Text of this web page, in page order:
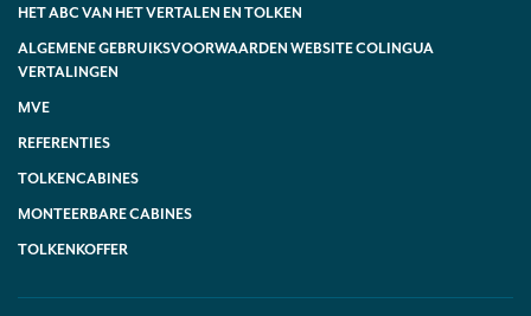
HET ABC VAN HET VERTALEN EN TOLKEN
ALGEMENE GEBRUIKSVOORWAARDEN WEBSITE COLINGUA
VERTALINGEN
MVE
REFERENTIES
TOLKENCABINES
MONTEERBARE CABINES
TOLKENKOFFER